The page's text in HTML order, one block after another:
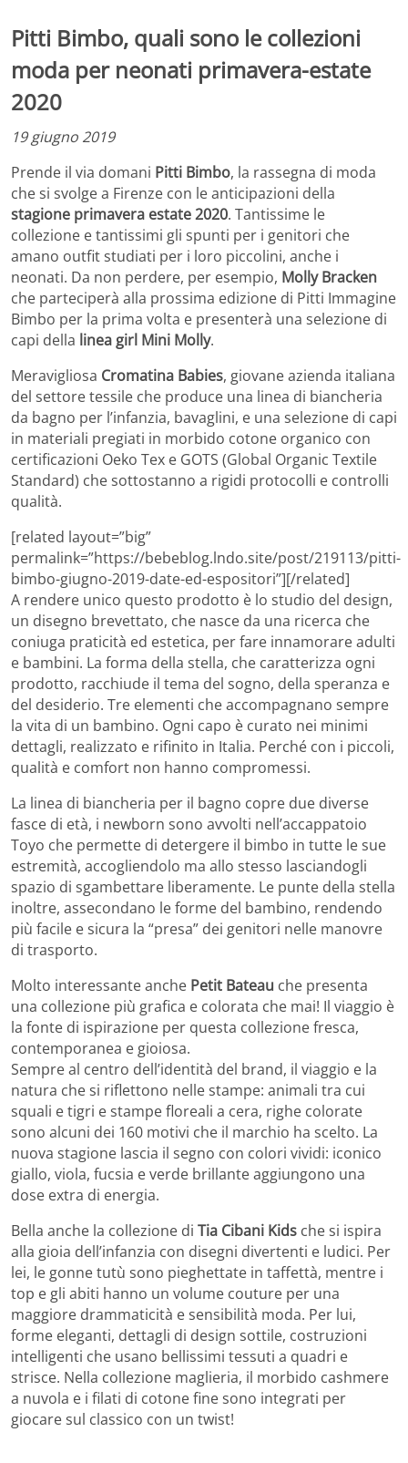
Pitti Bimbo, quali sono le collezioni
moda per neonati primavera-estate
2020
19 giugno 2019
Prende il via domani Pitti Bimbo, la rassegna di moda
che si svolge a Firenze con le anticipazioni della
stagione primavera estate 2020. Tantissime le
collezione e tantissimi gli spunti per i genitori che
amano outfit studiati per i loro piccolini, anche i
neonati. Da non perdere, per esempio, Molly Bracken
che parteciperà alla prossima edizione di Pitti Immagine
Bimbo per la prima volta e presenterà una selezione di
capi della linea girl Mini Molly.
Meravigliosa Cromatina Babies, giovane azienda italiana
del settore tessile che produce una linea di biancheria
da bagno per l’infanzia, bavaglini, e una selezione di capi
in materiali pregiati in morbido cotone organico con
certificazioni Oeko Tex e GOTS (Global Organic Textile
Standard) che sottostanno a rigidi protocolli e controlli
qualità.
[related layout=”big”
permalink=”https://bebeblog.lndo.site/post/219113/pitti-
bimbo-giugno-2019-date-ed-espositori”][/related]
A rendere unico questo prodotto è lo studio del design,
un disegno brevettato, che nasce da una ricerca che
coniuga praticità ed estetica, per fare innamorare adulti
e bambini. La forma della stella, che caratterizza ogni
prodotto, racchiude il tema del sogno, della speranza e
del desiderio. Tre elementi che accompagnano sempre
la vita di un bambino. Ogni capo è curato nei minimi
dettagli, realizzato e rifinito in Italia. Perché con i piccoli,
qualità e comfort non hanno compromessi.
La linea di biancheria per il bagno copre due diverse
fasce di età, i newborn sono avvolti nell’accappatoio
Toyo che permette di detergere il bimbo in tutte le sue
estremità, accogliendolo ma allo stesso lasciandogli
spazio di sgambettare liberamente. Le punte della stella
inoltre, assecondano le forme del bambino, rendendo
più facile e sicura la “presa” dei genitori nelle manovre
di trasporto.
Molto interessante anche Petit Bateau che presenta
una collezione più grafica e colorata che mai! Il viaggio è
la fonte di ispirazione per questa collezione fresca,
contemporanea e gioiosa.
Sempre al centro dell’identità del brand, il viaggio e la
natura che si riflettono nelle stampe: animali tra cui
squali e tigri e stampe floreali a cera, righe colorate
sono alcuni dei 160 motivi che il marchio ha scelto. La
nuova stagione lascia il segno con colori vividi: iconico
giallo, viola, fucsia e verde brillante aggiungono una
dose extra di energia.
Bella anche la collezione di Tia Cibani Kids che si ispira
alla gioia dell’infanzia con disegni divertenti e ludici. Per
lei, le gonne tutù sono pieghettate in taffettà, mentre i
top e gli abiti hanno un volume couture per una
maggiore drammaticità e sensibilità moda. Per lui,
forme eleganti, dettagli di design sottile, costruzioni
intelligenti che usano bellissimi tessuti a quadri e
strisce. Nella collezione maglieria, il morbido cashmere
a nuvola e i filati di cotone fine sono integrati per
giocare sul classico con un twist!